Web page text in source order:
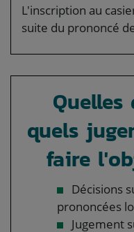
L'inscription au
suite du prononcé
quels
faire
Décisions
prononcées
Jugement